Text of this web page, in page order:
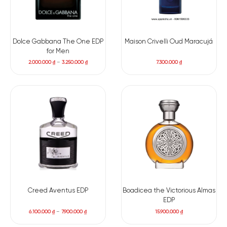
Gỗ Guaiac Gỗ Tuyết Tùng Rêu Sồi Gỗ Đàn Hương
Xạ Hương Hoắc Hương Vani
với sự xuất hiện của dứa, mâm xôi, táo và lý chua đen. Những
nốt trái cây này mang đến cảm giác ngọt nhẹ và mọng nước,
Dolce Gabbana The One EDP
for Men
2.000.000₫– 3.250.000₫
Maison Crivelli Oud Maracujá
7.300.000₫
Creed Aventus EDP
6.100.000₫ –7.900.000₫
Boadicea the Victorious Almas
EDP
15.900.000₫